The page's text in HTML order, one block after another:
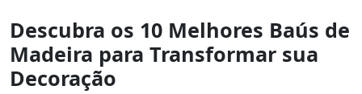
Descubra os 10 Melhores Baús de
Madeira para Transformar sua
Decoração